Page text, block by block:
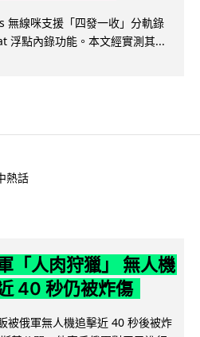
無線咪支援「四發一收」分軌錄
浮點內錄功能。本文經實測其...
熱話
「人肉狩獵」 無人機
40 秒仍被炸傷
被俄軍無人機追擊近 40 秒後被炸